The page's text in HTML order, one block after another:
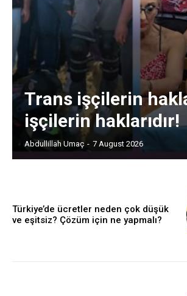
Trans işçilerin
işçilerin haklarıdır!
Abdullillah Umaç - 7 August 2026
Türkiye’de ücretler neden çok düşük
ve eşitsiz? Çözüm için ne yapmalı?